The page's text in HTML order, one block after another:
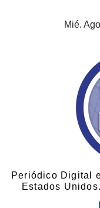
Mié.
Periódico Digital
Estados